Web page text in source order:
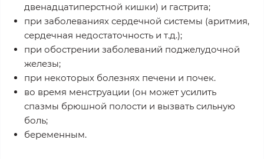
двенадцатиперстной кишки) и гастрита;
при заболеваниях сердечной системы (аритмия,
сердечная недостаточность и т.д.);
при обострении заболеваний поджелудочной
железы;
при некоторых болезнях печени и почек.
во время менструации (он может усилить
спазмы брюшной полости и вызвать сильную
боль;
беременным.